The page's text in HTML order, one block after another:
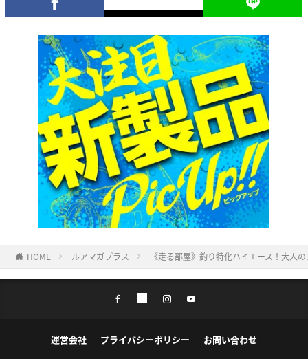
HOME ルアマガプラス 《走る部屋》釣り特化ハイエース！大人
運営会社 プライバシーポリシー お問い合わせ